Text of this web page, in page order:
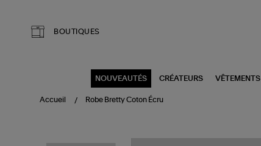
BOUTIQUES
NOUVEAUTÉS CRÉATEURS VÊTEMENTS
Accueil Robe Bretty Coton Écru